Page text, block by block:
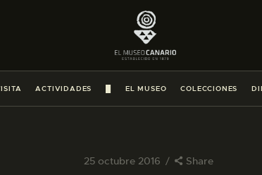
ACTIVIDADES EL MUSEO COLECCIONES
25 octubre 2016 Share
PREPARAR LA VISITA